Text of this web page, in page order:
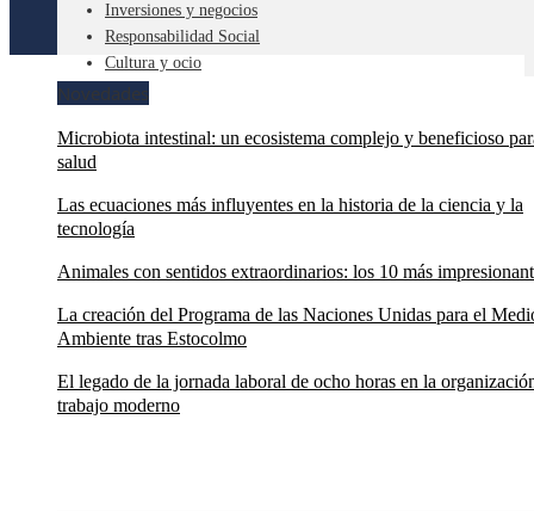
Inversiones y negocios
Responsabilidad Social
Cultura y ocio
Novedades
Microbiota intestinal: un ecosistema complejo y beneficioso
salud
Las ecuaciones más influyentes en la historia de la ciencia y la
tecnología
Animales con sentidos extraordinarios: los 10 más
La creación del Programa de las Naciones Unidas para el
Ambiente tras Estocolmo
El legado de la jornada laboral de ocho horas en la
trabajo moderno